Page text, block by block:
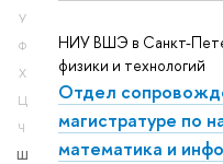
У
Ф
Х
Ц
Ч
Ш
НИУ ВШЭ в Санкт-
физики и технологий
Отдел
магистратуре по
математика и